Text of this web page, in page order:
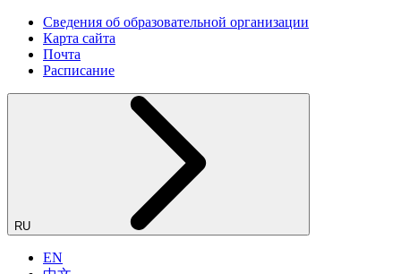
Сведения об образовательной организации
Карта сайта
Почта
Расписание
RU
EN